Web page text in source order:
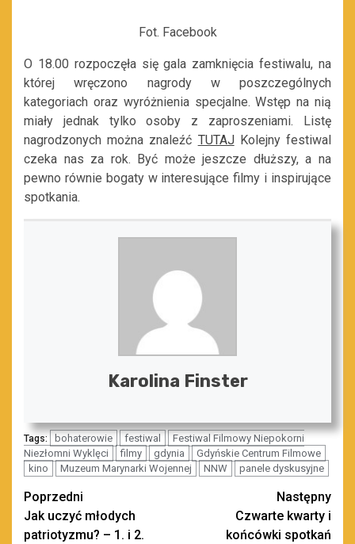
Fot. Facebook
O 18.00 rozpoczęła się gala zamknięcia festiwalu, na
której wręczono nagrody w poszczególnych
kategoriach oraz wyróżnienia specjalne. Wstęp na nią
miały jednak tylko osoby z zaproszeniami. Listę
nagrodzonych można znaleźć TUTAJKolejny festiwal
czeka nas za rok. Być może jeszcze dłuższy, a na
pewno równie bogaty w interesujące filmy i inspirujące
spotkania.
Karolina Finster
Tags: bohaterowie festiwal
Festiwal Filmowy Niepokorni
Niezłomni Wyklęci
filmy gdynia
Gdyńskie Centrum Filmowe
kino
Muzeum Marynarki Wojennej NNW panele dyskusyjne
Zobacz
wpisy
Poprzedni
Jak uczyć młodych
patriotyzmu? – 1. i 2.
Następny
Czwarte kwarty i
końcówki spotkań